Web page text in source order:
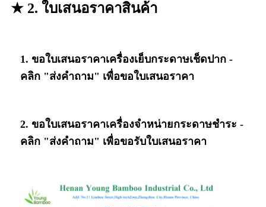
★ 2. ใบเสนอราคาสินค้า
1. ขอใบเสนอราคาเครื่องเย็บกระดาษเช็ดปาก -
คลิก "ส่งคำถาม" เพื่อขอใบเสนอราคา
2. ขอใบเสนอราคาเครื่องจำหน่ายกระดาษชำระ -
คลิก "ส่งคำถาม" เพื่อขอรับใบเสนอราคา